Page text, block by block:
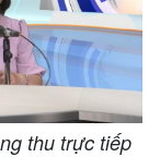
thu trực tiếp